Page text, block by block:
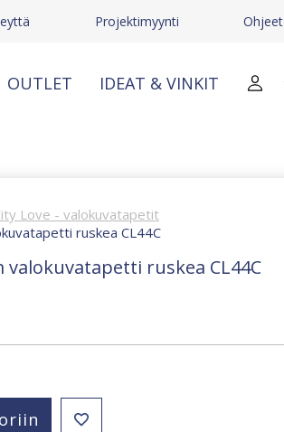
Projektimyynti Ohjeet
OUTLET IDEAT & VINKIT
Love - valokuvatapetit
ruskea CL44C
valokuvatapetti ruskea CL44C